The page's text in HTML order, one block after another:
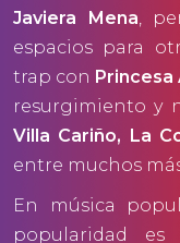
Javiera Mena ,
espacios para
trap con Princesa
resurgimiento y
Villa Cariño, La
entre muchos
En música
popularidad es